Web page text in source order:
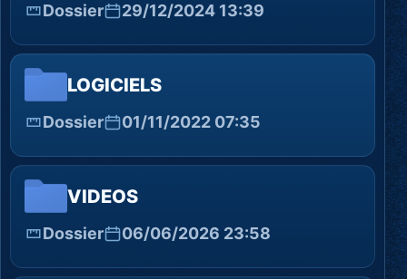
Dossier 29/12/2024 13:39
LOGICIELS
Dossier 01/11/2022 07:35
VIDEOS
Dossier 06/06/2026 23:58